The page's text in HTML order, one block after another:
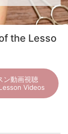
the Lesso
ン動画視聴
Videos